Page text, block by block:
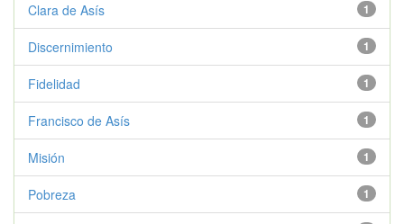
1
Clara de Asís
1
Discernimiento
1
Fidelidad
1
Francisco de Asís
1
Misión
1
Pobreza